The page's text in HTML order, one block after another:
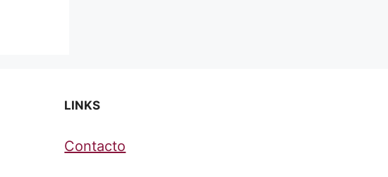
LINKS
Contacto